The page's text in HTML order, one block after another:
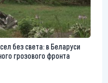
без света: в Беларуси
грозового фронта